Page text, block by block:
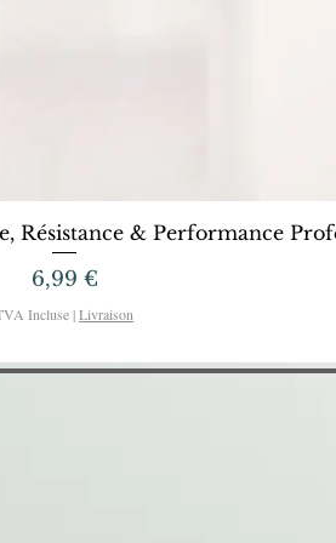
Aperçu rapide
Résistance & Performance
Prix
6,99 €
Incluse |Livraison